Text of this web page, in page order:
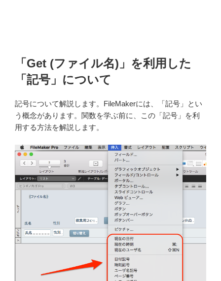
「Get (ファイル名)」を利用した
「記号」について
記号について解説します。FileMakerには、「記号」とい
う概念があります。関数を学ぶ前に、この「記号」を利
用する方法を解説します。